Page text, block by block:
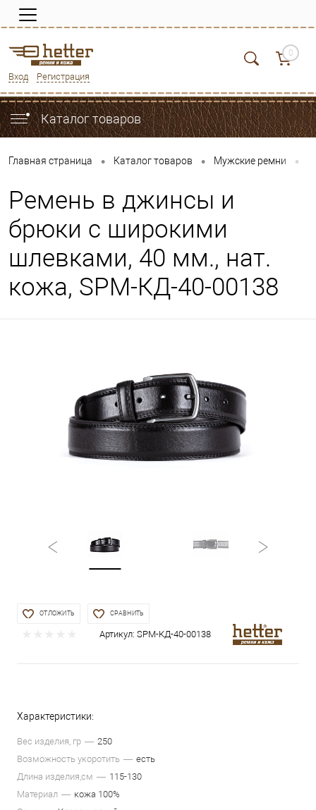
Вход Регистрация
0
Каталог товаров
Главная страница • Каталог товаров • Мужские ремни •
Ремень в джинсы и
брюки с широкими
шлевками, 40 мм., нат.
кожа, SРМ-КД-40-00138
ОТЛОЖИТЬ СРАВНИТЬ
Артикул: SРМ-КД-40-00138
Характеристики:
Вес изделия, гр
250
Возможность укоротить
есть
Длина изделия,см
115-130
Материал
кожа 100%